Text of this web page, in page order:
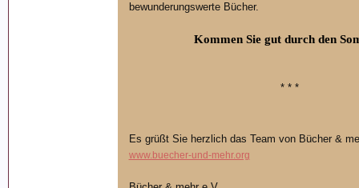
bewunderungswerte Bücher.
Kommen Sie gut durch den
* * *
Es grüßt Sie herzlich das Team von Bücher &
www.buecher-und-mehr.org